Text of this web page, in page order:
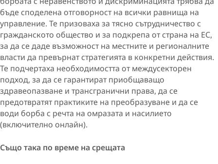
бъде споделена отговорност на всички равнища на
управление. Те призоваха за тясно сътрудничество с
гражданското общество и за подкрепа от страна на ЕС,
за да се даде възможност на местните и регионалните
власти да превърнат стратегията в конкретни действия.
Те подчертаха необходимостта от междусекторен
подход, за да се гарантират приобщаващо
здравеопазване и трансгранични права, да се
предотвратят практиките на преобразуване и да се
води борба с речта на омразата и насилието
(включително онлайн).
Също така по време на срещата